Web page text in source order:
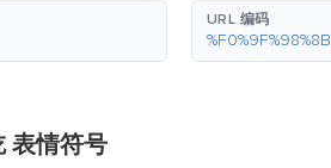
URL 编码
%F0%9F%98%8B
表情符号